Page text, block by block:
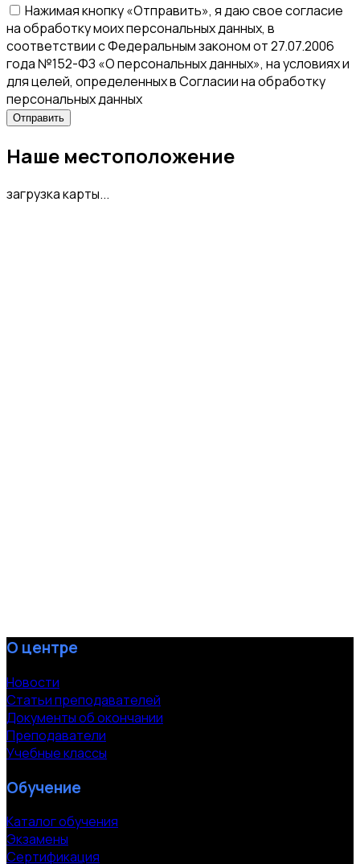
Нажимая кнопку «Отправить», я даю свое согласие
на обработку моих персональных данных, в
соответствии с Федеральным законом от 27.07.2006
года №152-ФЗ «О персональных данных», на условиях и
для целей, определенных в Согласии на обработку
персональных данных
Наше местоположение
загрузка карты...
О центре
Новости
Статьи преподавателей
Документы об окончании
Преподаватели
Учебные классы
Обучение
Каталог обучения
Экзамены
Сертификация